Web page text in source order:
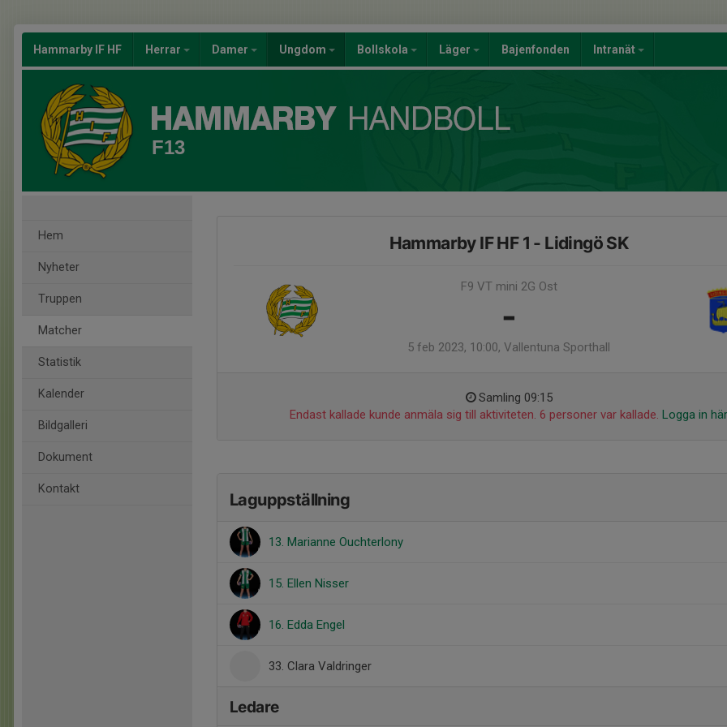
Hammarby IF HF Herrar Damer Ungdom Bollskola Läger Bajenfonden Intranät
F13
Hem
Nyheter
Truppen
Matcher
Statistik
Kalender
Bildgalleri
Dokument
Kontakt
Hammarby IF HF 1 - Lidingö SK
F9 VT mini 2G Ost
-
5 feb 2023, 10:00, Vallentuna Sporthall
Samling 09:15
Endast kallade kunde anmäla sig till aktiviteten. 6 personer var kallade. Logga in här
Laguppställning
13. Marianne Ouchterlony
15. Ellen Nisser
16. Edda Engel
33. Clara Valdringer
Ledare